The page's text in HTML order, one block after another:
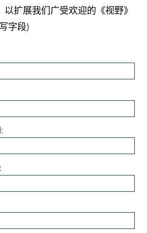
扩展我们广受欢迎的《视野》
字段)